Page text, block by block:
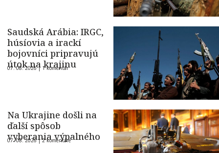
Saudská Arábia: IRGC,
húsíovia a irackí
bojovníci pripravujú
útok na krajinu
07. 08. 2026 | 1 komentár
Na Ukrajine došli na
ďalší spôsob
vyberania výpalného
07. 08. 2026 |2 komentáre